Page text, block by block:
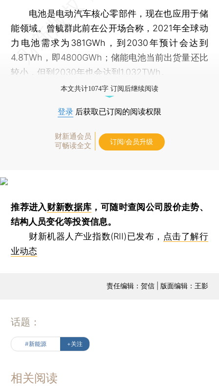
电池是电动汽车核心零部件，现在也应用于储
能领域。曾毓群此前在公开场合称，2021年全球动
力电池需求为381GWh，到2030年预计会达到
4.8TWh，即4800GWh；储能电池当前出货量还比
较小，但到2030年也会达到1.032TWh。
本文共计1074字 订阅后继续阅读
登录 后获取已订阅的阅读权限
财新通会员
可畅读全文
订阅/会员升级
推荐进入财新数据库 ，可随时查阅公司股价走势、
结构人员变化等投资信息。
财新机器人产业指数(RII)已发布， 点击了解行
业动态
责任编辑：贺信 | 版面编辑：王影
话题：
#新能源 +关注
相关阅读